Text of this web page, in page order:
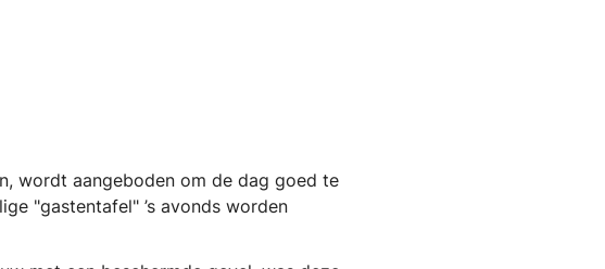
wordt aangeboden om de dag goed te
"gastentafel" ’s avonds worden